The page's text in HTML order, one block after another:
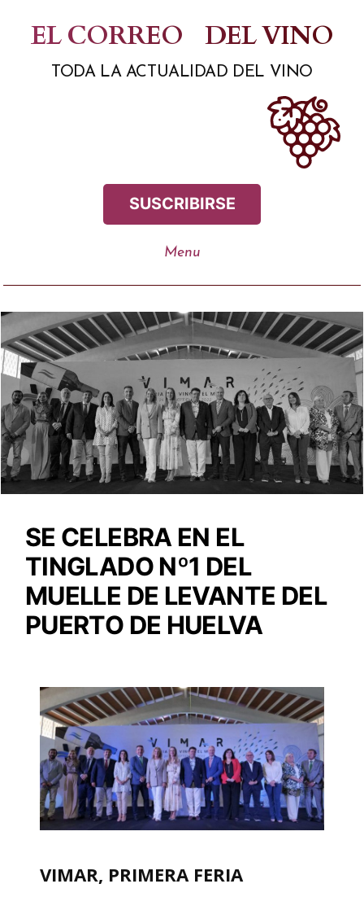
contenido
EL CORREO DEL VINO
TODA LA ACTUALIDAD DEL VINO
SUSCRIBIRSE
SE CELEBRA EN EL
TINGLADO Nº1 DEL
MUELLE DE LEVANTE DEL
PUERTO DE HUELVA
VIMAR, PRIMERA FERIA